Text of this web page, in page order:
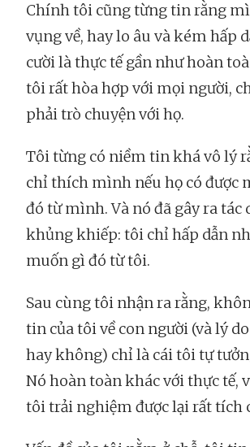
Chính tôi cũng từng tin rằng
vụng về, hay lo âu và kém hấp
cười là thực tế gần như hoàn
tôi rất hòa hợp với mọi người,
phải trò chuyện với họ.
Tôi từng có niềm tin khá vô lý
chỉ thích mình nếu họ có được
đó từ mình. Và nó đã gây ra tác
khủng khiếp: tôi chỉ hấp dẫn
muốn gì đó từ tôi.
Sau cùng tôi nhận ra rằng,
tin của tôi về con người (và lý
hay không) chỉ là cái tôi tự
Nó hoàn toàn khác với thực tế,
tôi trải nghiệm được lại rất tích